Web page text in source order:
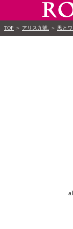
TOP ＞ アリス九號. ＞ 黒と